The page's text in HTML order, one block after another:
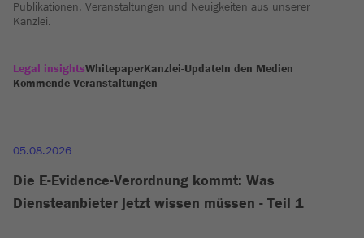
Publikationen, Veranstaltungen und Neuigkeiten aus unserer
Kanzlei.
Legal insightsWhitepaperKanzlei-UpdateIn den Medien
Kommende Veranstaltungen
05.08.2026
Die E-Evidence-Verordnung kommt: Was
Diensteanbieter jetzt wissen müssen - Teil 1